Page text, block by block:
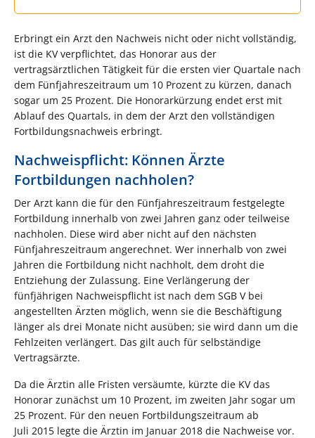
Erbringt ein Arzt den Nachweis nicht oder nicht vollständig,
ist die KV verpflichtet, das Honorar aus der
vertragsärztlichen Tätigkeit für die ersten vier Quartale nach
dem Fünfjahreszeitraum um 10 Prozent zu kürzen, danach
sogar um 25 Prozent. Die Honorarkürzung endet erst mit
Ablauf des Quartals, in dem der Arzt den vollständigen
Fortbildungsnachweis erbringt.
Nachweispflicht: Können Ärzte
Fortbildungen nachholen?
Der Arzt kann die für den Fünfjahreszeitraum festgelegte
Fortbildung innerhalb von zwei Jahren ganz oder teilweise
nachholen. Diese wird aber nicht auf den nächsten
Fünfjahreszeitraum angerechnet. Wer innerhalb von zwei
Jahren die Fortbildung nicht nachholt, dem droht die
Entziehung der Zulassung. Eine Verlängerung der
fünfjährigen Nachweispflicht ist nach dem SGB V bei
angestellten Ärzten möglich, wenn sie die Beschäftigung
länger als drei Monate nicht ausüben; sie wird dann um die
Fehlzeiten verlängert. Das gilt auch für selbständige
Vertragsärzte.
Da die Ärztin alle Fristen versäumte, kürzte die KV das
Honorar zunächst um 10 Prozent, im zweiten Jahr sogar um
25 Prozent. Für den neuen Fortbildungszeitraum ab
Juli 2015 legte die Ärztin im Januar 2018 die Nachweise vor.